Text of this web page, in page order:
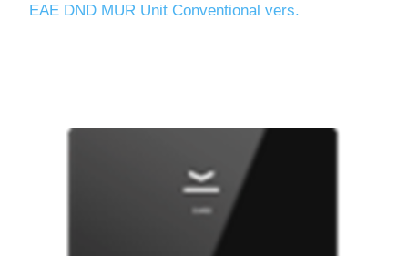
EAE DND MUR Unit Conventional vers.